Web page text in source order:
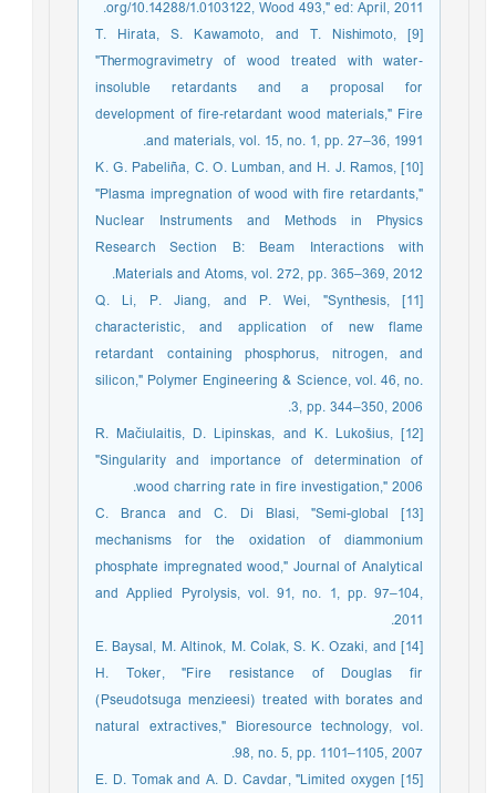
org/10.14288/1.0103122, Wood 493," ed: April, 2011.
[9] T. Hirata, S. Kawamoto, and T. Nishimoto,
"Thermogravimetry of wood treated with water‐
insoluble retardants and a proposal for
development of fire‐retardant wood materials," Fire
and materials, vol. 15, no. 1, pp. 27–36, 1991.
[10] K. G. Pabeliña, C. O. Lumban, and H. J. Ramos,
"Plasma impregnation of wood with fire retardants,"
Nuclear Instruments and Methods in Physics
Research Section B: Beam Interactions with
Materials and Atoms, vol. 272, pp. 365–369, 2012.
[11] Q. Li, P. Jiang, and P. Wei, "Synthesis,
characteristic, and application of new flame
retardant containing phosphorus, nitrogen, and
silicon," Polymer Engineering & Science, vol. 46, no.
3, pp. 344–350, 2006.
[12] R. Mačiulaitis, D. Lipinskas, and K. Lukošius,
"Singularity and importance of determination of
wood charring rate in fire investigation," 2006.
[13] C. Branca and C. Di Blasi, "Semi-global
mechanisms for the oxidation of diammonium
phosphate impregnated wood," Journal of Analytical
and Applied Pyrolysis, vol. 91, no. 1, pp. 97–104,
2011.
[14] E. Baysal, M. Altinok, M. Colak, S. K. Ozaki, and
H. Toker, "Fire resistance of Douglas fir
(Pseudotsuga menzieesi) treated with borates and
natural extractives," Bioresource technology, vol.
98, no. 5, pp. 1101–1105, 2007.
[15] E. D. Tomak and A. D. Cavdar, "Limited oxygen